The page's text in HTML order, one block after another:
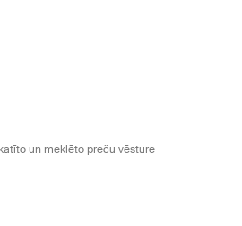
un meklēto preču vēsture